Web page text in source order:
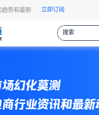
和最新事件，让您掌握各种情报，
立即订阅
幻化莫测
商行业资讯和最新